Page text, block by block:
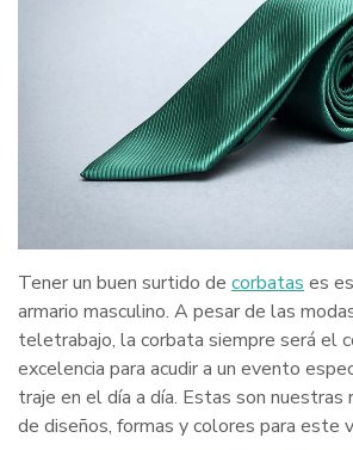
Tener un buen surtido de corbatas es
armario masculino. A pesar de las
teletrabajo, la corbata siempre será el
excelencia para acudir a un evento
traje en el día a día. Estas son nuestras
de diseños, formas y colores para este